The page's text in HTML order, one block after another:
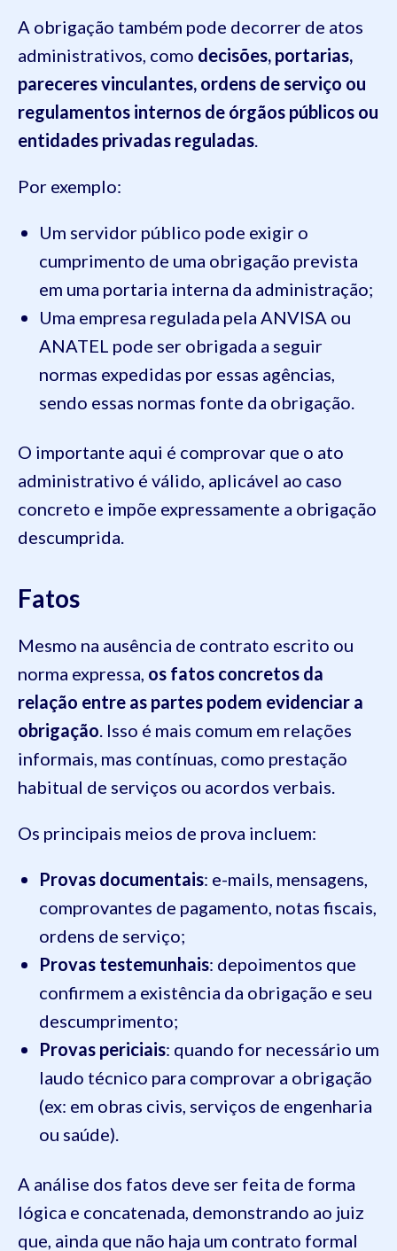
A obrigação também pode decorrer de atos
administrativos, como decisões, portarias,
pareceres vinculantes, ordens de serviço ou
regulamentos internos de órgãos públicos ou
entidades privadas reguladas
Por exemplo:
Um servidor público pode exigir o
cumprimento de uma obrigação prevista
em uma portaria interna da administração;
Uma empresa regulada pela ANVISA ou
ANATEL pode ser obrigada a seguir
normas expedidas por essas agências,
sendo essas normas fonte da obrigação.
O importante aqui é comprovar que o ato
administrativo é válido, aplicável ao caso
concreto e impõe expressamente a obrigação
descumprida.
Fatos
Mesmo na ausência de contrato escrito ou
norma expressa, os fatos concretos da
relação entre as partes podem evidenciar a
obrigação . Isso é mais comum em relações
informais, mas contínuas, como prestação
habitual de serviços ou acordos verbais.
Os principais meios de prova incluem:
Provas documentais: e-mails, mensagens,
comprovantes de pagamento, notas fiscais,
ordens de serviço;
Provas testemunhais: depoimentos que
confirmem a existência da obrigação e seu
descumprimento;
Provas periciais: quando for necessário um
laudo técnico para comprovar a obrigação
(ex: em obras civis, serviços de engenharia
ou saúde).
A análise dos fatos deve ser feita de forma
lógica e concatenada, demonstrando ao juiz
que, ainda que não haja um contrato formal